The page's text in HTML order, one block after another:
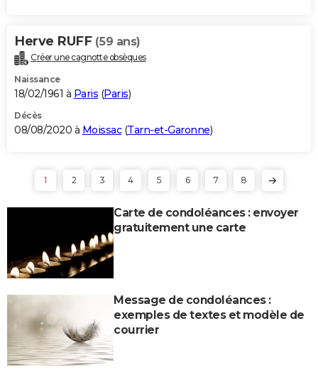
Herve RUFF (59 ans)
Créer une cagnotte obsèques
Naissance
18/02/1961 à Paris (Paris)
Décès
08/08/2020 à Moissac(Tarn-et-Garonne)
1 2 3 4 5 6 7 8
Carte de condoléances : envoyer
gratuitement une carte
Message de condoléances :
exemples de textes et modèle de
courrier